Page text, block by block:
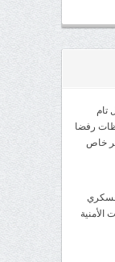
تام
رفضا
خاص
عسكري
الأمنية